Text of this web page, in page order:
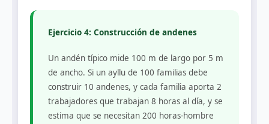
Ejercicio 4: Construcción de andenes
Un andén típico mide 100 m de largo por 5 m
de ancho. Si un ayllu de 100 familias debe
construir 10 andenes, y cada familia aporta 2
trabajadores que trabajan 8 horas al día, y se
estima que se necesitan 200 horas-hombre